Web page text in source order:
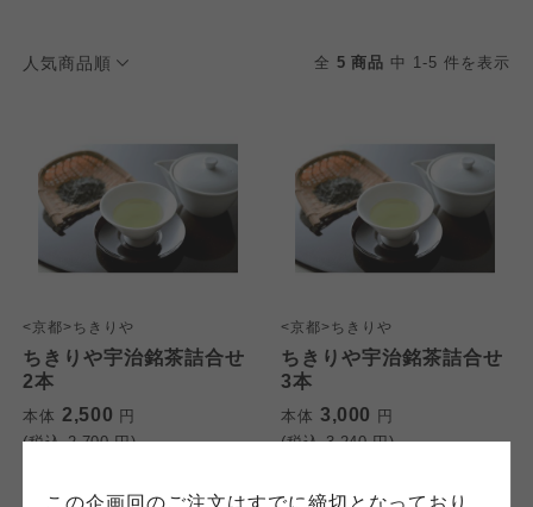
この企画回のご注文はすでに締切となっており
人気商品順 全 5 商品 中 1-5 件を表示
<京都>ちきりや
ちきりや宇治銘茶詰合せ
2本
本体 2,500 円
(税込2,700円)
<京都>ちきりや
ちきりや宇治銘茶詰合せ
3本
本体 3,000 円
(税込3,240円)
ご利用約款（ご利用規約・ご利
用規程）について
このサイトは7つの生協から業務委託を受けて、
身が加入されている生協が定める利用約款をご
確認のうえ、ご利用ください。なお、クチコミ
投稿については、利用約款の細則として規定さ
れています。
コープしが
個人情報保護方針について
このサイトは7つの生協から業務委託を受けて、
コープきんき事業連合が運営しています。お預
かりしている個人情報については、コープ事業
おこなっています。
コープ事業連合、ならびに各生協の「個人情報
クしてご確認ください。
特定商取引法に基づく表記につ
このサイトは7つの生協から業務委託を受けて、
責任者は、それぞれご利用の生協となります。
各生協の「特定商取引法に基づく表記につい
て」については各生協のボタンをクリックして
ご確認ください。
コープしが